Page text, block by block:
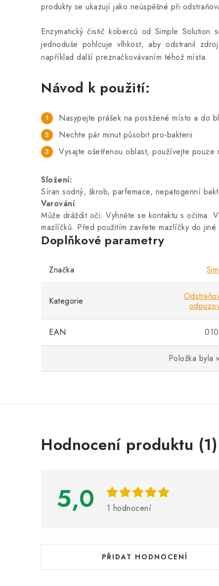
produkty se ukazují jako neúspěšné při
Enzymatický čistič koberců od Simple
jednoduše pohlcuje vlhkost, aby odstranil
například další preznačkovávaním téhož místa.
Návod k použití:
Nasypejte prášek na postižené místo a do
Nechte pár minut působit pro-bakterii
Vysajte ošetřenou oblast, používejte pouze
Složení:
Síran sodný, škrob, parfemace, nepatogenní
Varování:
Může dráždit oči. Vyhněte se kontaktu s očima.
mazlíčků. Před použitím zavřete mazlíčky do
Doplňkové parametry
Značka
Kategorie
EAN
Položka byla
Hodnocení produktu (1)
5,0 1 hodnocení
PŘIDAT HODNOCENÍ
V
o
n